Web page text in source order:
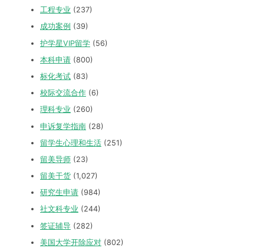
工程专业 (237)
成功案例 (39)
护学星VIP留学 (56)
本科申请 (800)
标化考试 (83)
校际交流合作 (6)
理科专业 (260)
申诉复学指南 (28)
留学生心理和生活 (251)
留美导师 (23)
留美干货 (1,027)
研究生申请 (984)
社文科专业 (244)
签证辅导 (282)
美国大学开除应对 (802)